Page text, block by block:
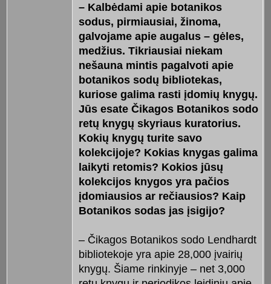
– Kalbėdami apie botanikos
sodus, pirmiausiai, žinoma,
galvojame apie augalus – gėles,
medžius. Tikriausiai niekam
nešauna mintis pagalvoti apie
botanikos sodų bibliotekas,
kuriose galima rasti įdomių knygų.
Jūs esate Čikagos Botanikos sodo
retų knygų skyriaus kuratorius.
Kokių knygų turite savo
kolekcijoje? Kokias knygas galima
laikyti retomis? Kokios jūsų
kolekcijos knygos yra pačios
įdomiausios ar rečiausios? Kaip
Botanikos sodas jas įsigijo?
– Čikagos Botanikos sodo Lendhardt
bibliotekoje yra apie 28,000 įvairių
knygų. Šiame rinkinyje – net 3,000